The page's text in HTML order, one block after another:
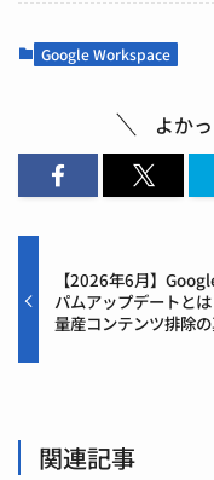
Google Workspace
よか
【2026年6月】
パムアップデートと
量産コンテンツ排除
関連記事